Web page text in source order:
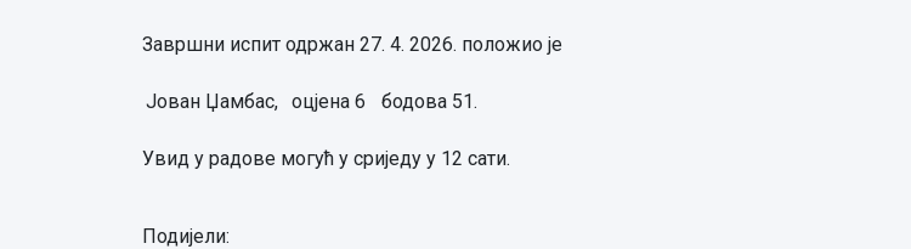
Завршни испит одржан 27. 4. 2026. положио је
Јован Џамбас, оцјена 6 бодова 51.
Увид у радове могућ у сриједу у 12 сати.
Подијели: